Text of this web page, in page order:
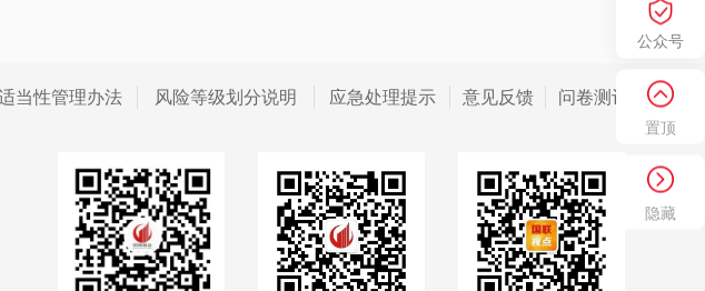
公众号
置顶
隐藏
当性管理办法 风险等级划分说明 应急处理提示 意见反馈 问卷测评